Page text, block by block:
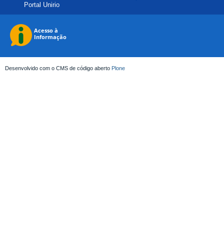
Portal Unirio
Desenvolvido com o CMS de código aberto Plone